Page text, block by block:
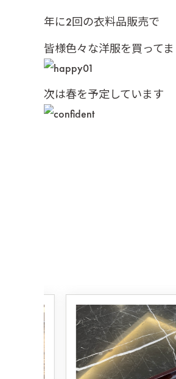
年に2回の衣料品販売で
皆様色々な洋服を買って
次は春を予定しています